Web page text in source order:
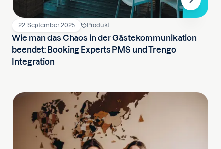
22. September 2025 Produkt
Wie man das Chaos in der Gästekommunikation
beendet: Booking Experts PMS und Trengo
Integration